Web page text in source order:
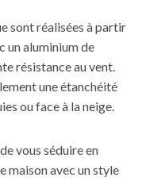
sont réalisées à partir
un aluminium de
résistance au vent.
une étanchéité
ou face à la neige.
vous séduire en
maison avec un style